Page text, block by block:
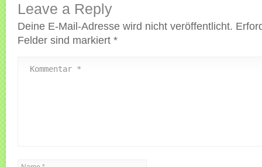
Leave a Reply
Deine E-Mail-Adresse wird nicht veröffentlicht.
Felder sind markiert *